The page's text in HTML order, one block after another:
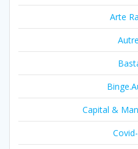
Arte
Capital &